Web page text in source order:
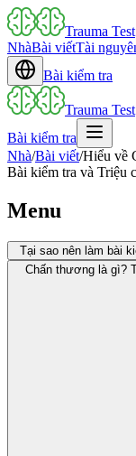
Trauma Test
NhàBài viếtTài
Bài kiểm tra
Trauma Test
Bài kiểm tra
Nhà/Bài viết/Hiểu về
Bài kiểm tra và Triệu
Menu
Tại sao nên làm bài
Chấn thương là gì?